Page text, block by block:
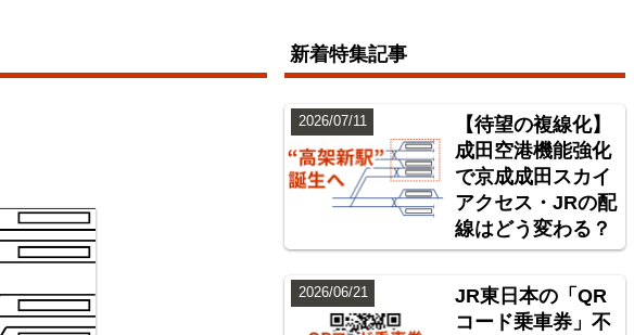
新着特集記事
【待望の複線化】
成田空港機能強化
で京成成田スカイ
アクセス・JRの配
線はどう変わる？
2026/07/11
JR東日本の「QR
コード乗車券」不
2026/06/21